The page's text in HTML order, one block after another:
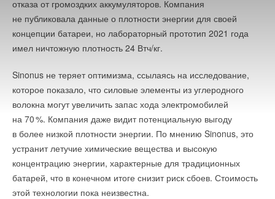
отказа от громоздких аккумуляторов. Компания
не публиковала данные о плотности энергии для своей
концепции батареи, но лабораторный прототип 2021 года
имел ничтожную плотность 24 Втч/кг.
Sinonus не теряет оптимизма, ссылаясь на исследование,
которое показало, что силовые элементы из углеродного
волокна могут увеличить запас хода электромобилей
на 70%. Компания даже видит потенциальную выгоду
в более низкой плотности энергии. По мнению Sinonus, это
устранит летучие химические вещества и высокую
концентрацию энергии, характерные для традиционных
батарей, что в конечном итоге снизит риск сбоев. Стоимость
этой технологии пока неизвестна.
В этой теме еще нет комментариев
Добавить комментарий
Ваше имя *
Ваш E-mail *
Текст комментария
Ваш E-mail *
Текст комментария